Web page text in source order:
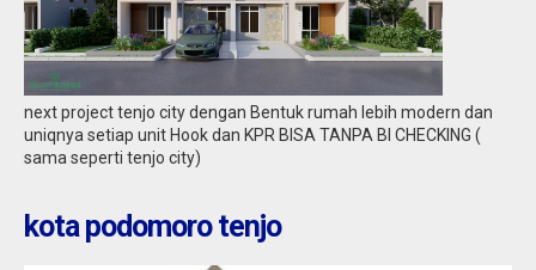
Tangerang : jual ruko daerah gondrong
cipondoh
Jual 2,10 M
next project tenjo city dengan Bentuk rumah lebih modern dan
uniqnya setiap unit Hook dan KPR BISA TANPA BI CHECKING (
sama seperti tenjo city)
kota podomoro tenjo